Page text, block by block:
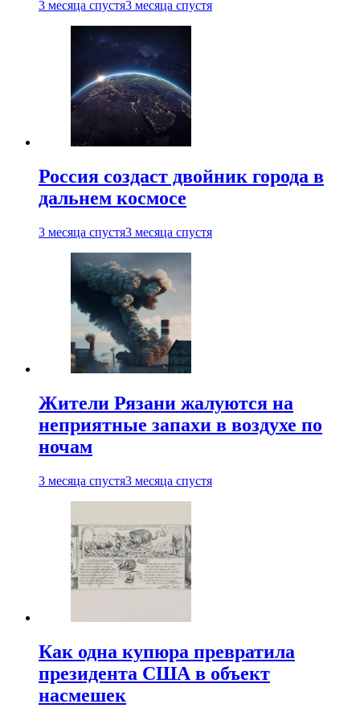
3 месяца спустя3 месяца спустя
Россия создаст двойник города в
дальнем космосе
3 месяца спустя3 месяца спустя
Жители Рязани жалуются на
неприятные запахи в воздухе по
ночам
3 месяца спустя3 месяца спустя
Как одна купюра превратила
президента США в объект
насмешек